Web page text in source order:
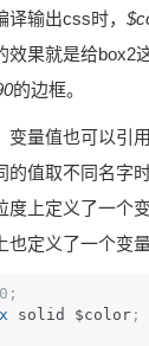
译输出css时，
效果就是给box2
的边框。
变量值也可以引
的值取不同名字
度上定义了一个
定义了一个变量
solid $color ;